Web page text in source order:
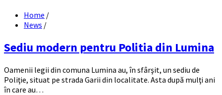
Home /
News /
Sediu modern pentru Politia din Lumina
Oamenii legii din comuna Lumina au, în sfârşit, un sediu de
Poliţie, situat pe strada Garii din localitate. Asta după mulţi ani
în care au…